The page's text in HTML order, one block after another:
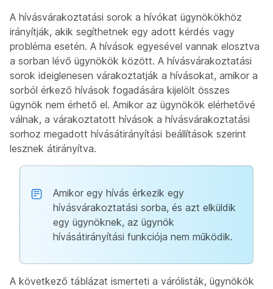
A hívásvárakoztatási sorok a hívókat ügynökökhöz
irányítják, akik segíthetnek egy adott kérdés vagy
probléma esetén. A hívások egyesével vannak elosztva
a sorban lévő ügynökök között. A hívásvárakoztatási
sorok ideiglenesen várakoztatják a hívásokat, amikor a
sorból érkező hívások fogadására kijelölt összes
ügynök nem érhető el. Amikor az ügynökök elérhetővé
válnak, a várakoztatott hívások a hívásvárakoztatási
sorhoz megadott hívásátirányítási beállítások szerint
lesznek átirányítva.
Amikor egy hívás érkezik egy
hívásvárakoztatási sorba, és azt elküldik
egy ügynöknek, az ügynök
hívásátirányítási funkciója nem működik.
A következő táblázat ismerteti a várólisták, ügynökök